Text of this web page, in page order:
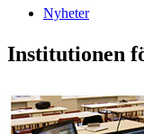
Nyheter
Institutionen